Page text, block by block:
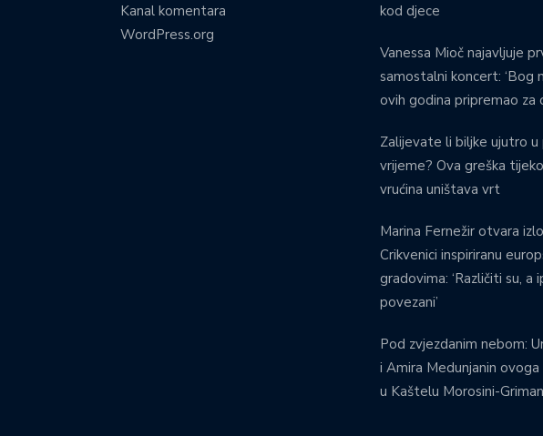
Kanal komentara
WordPress.org
kod djece
Vanessa Mioč najavljuje
samostalni koncert: ‘Bog
ovih godina pripremao za
Zalijevate li biljke ujutro u
vrijeme? Ova greška
vrućina uništava vrt
Marina Fernežir otvara
Crikvenici inspiriranu
gradovima: ‘Različiti su, a
povezani’
Pod zvjezdanim nebom:
i Amira Medunjanin
u Kaštelu Morosini-